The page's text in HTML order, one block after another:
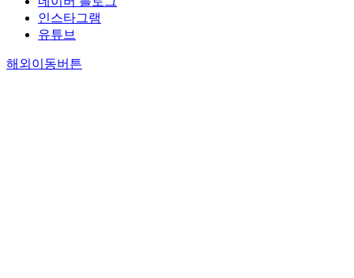
인스타그램
유튜브
해외이동버튼